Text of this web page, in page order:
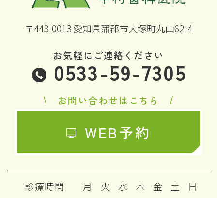
〒443-0013 愛知県蒲郡市大塚町丸山62-4
お気軽にご連絡ください
0533-59-7305
お問い合わせはこちら
WEB予約
診療時間 月 火 水 木 金 土 日